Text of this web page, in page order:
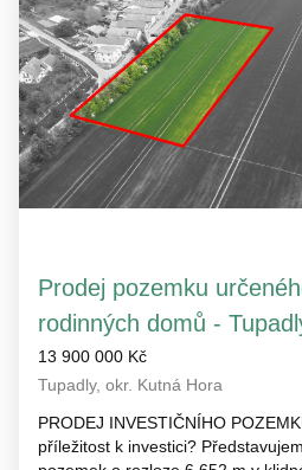
Prodej pozemku
rodinných domů -
13 900 000 Kč
Tupadly, okr. Kutná Hora
PRODEJ INVESTIČNÍHO
příležitost k investici?